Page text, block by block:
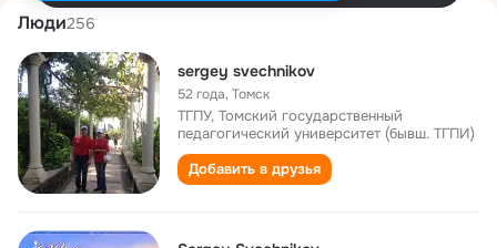
Люди256
sergey svechnikov
52 года,Томск
ТГПУ, Томский государственный
педагогический университет (бывш. ТГПИ)
Добавить в друзья